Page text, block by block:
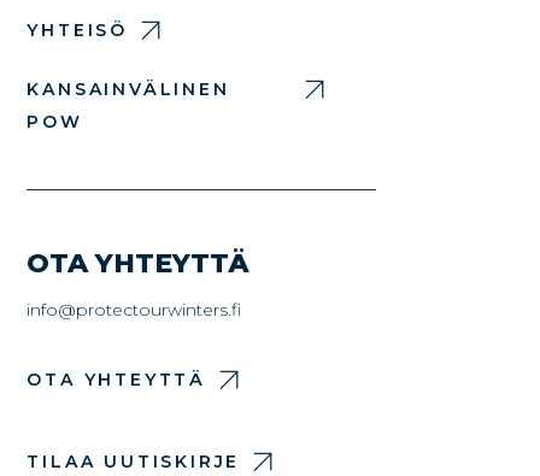
YHTEISÖ
KANSAINVÄLINEN
POW
OTA YHTEYTTÄ
info@protectourwinters.fi
OTA YHTEYTTÄ
TILAA UUTISKIRJE